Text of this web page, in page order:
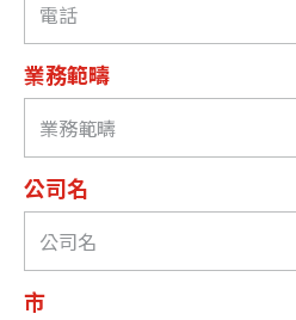
業務範疇
公司名
市